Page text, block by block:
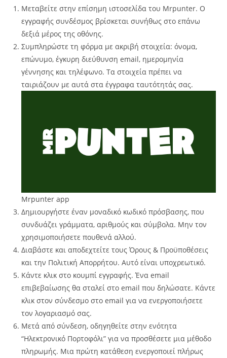
Μεταβείτε στην επίσημη ιστοσελίδα του Mrpunter. Ο
εγγραφής συνδέσμος βρίσκεται συνήθως στο επάνω
δεξιά μέρος της οθόνης.
Συμπληρώστε τη φόρμα με ακριβή στοιχεία: όνομα,
επώνυμο, έγκυρη διεύθυνση email, ημερομηνία
γέννησης και τηλέφωνο. Τα στοιχεία πρέπει να
ταιριάζουν με αυτά στα έγγραφα ταυτότητάς σας.
Mrpunter app
Δημιουργήστε έναν μοναδικό κωδικό πρόσβασης, που
συνδυάζει γράμματα, αριθμούς και σύμβολα. Μην τον
χρησιμοποιήσετε πουθενά αλλού.
Διαβάστε και αποδεχτείτε τους Όρους & Προϋποθέσεις
και την Πολιτική Απορρήτου. Αυτό είναι υποχρεωτικό.
Κάντε κλικ στο κουμπί εγγραφής. Ένα email
επιβεβαίωσης θα σταλεί στο email που δηλώσατε. Κάντε
κλικ στον σύνδεσμο στο email για να ενεργοποιήσετε
τον λογαριασμό σας.
Μετά από σύνδεση, οδηγηθείτε στην ενότητα
“Ηλεκτρονικό Πορτοφόλι” για να προσθέσετε μια μέθοδο
πληρωμής. Μια πρώτη κατάθεση ενεργοποιεί πλήρως